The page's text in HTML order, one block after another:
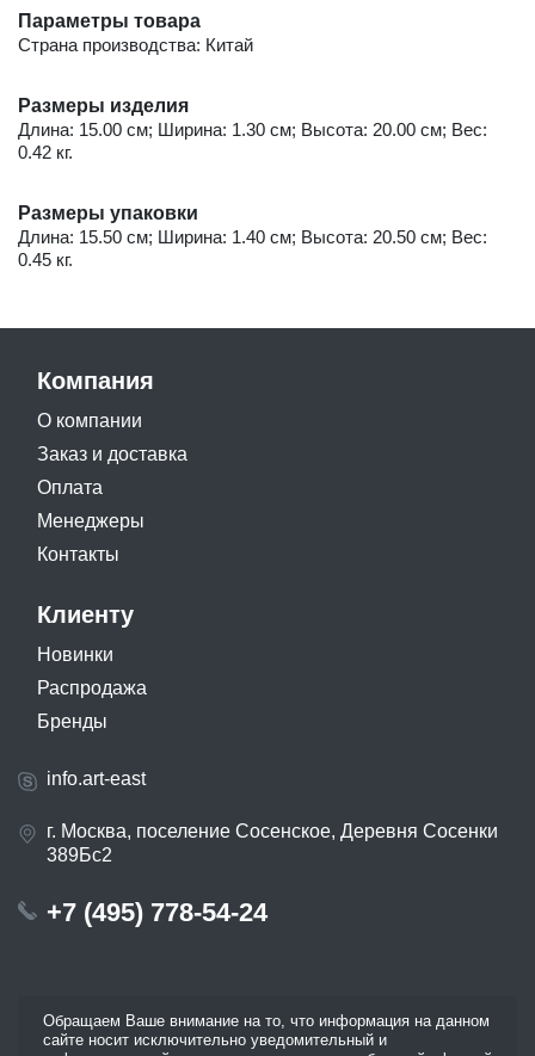
Параметры товара
Страна производства: Китай
Размеры изделия
Длина: 15.00 см; Ширина: 1.30 см; Высота: 20.00 см; Вес:
0.42 кг.
Размеры упаковки
Длина: 15.50 см; Ширина: 1.40 см; Высота: 20.50 см; Вес:
0.45 кг.
Компания
О компании
Заказ и доставка
Оплата
Менеджеры
Контакты
Клиенту
Новинки
Распродажа
Бренды
info.art-east
г. Москва, поселение Сосенское, Деревня Сосенки
389Бс2
+7 (495) 778-54-24
Обращаем Ваше внимание на то, что информация на данном
сайте носит исключительно уведомительный и